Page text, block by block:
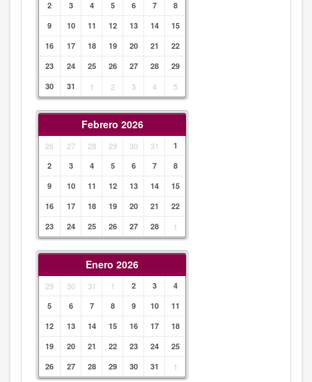
2
3 4 5 6 7
8
9
10 11 12 13 14
15
16
17 18 19 20 21
22
23
24 25 26 27 28
29
30
31 1 2 3 4 5
Febrero 2026
26 27 28 29 30 31
1
2
3 4 5 6 7
8
9
10 11 12 13 14
15
16
17 18 19 20 21
22
23
24 25 26 27 28 1
Enero 2026
29 30 31 1 2 3
4
5
6 7 8 9 10
11
12
13 14 15 16 17
18
19
20 21 22 23 24
25
26
27 28 29 30 31 1